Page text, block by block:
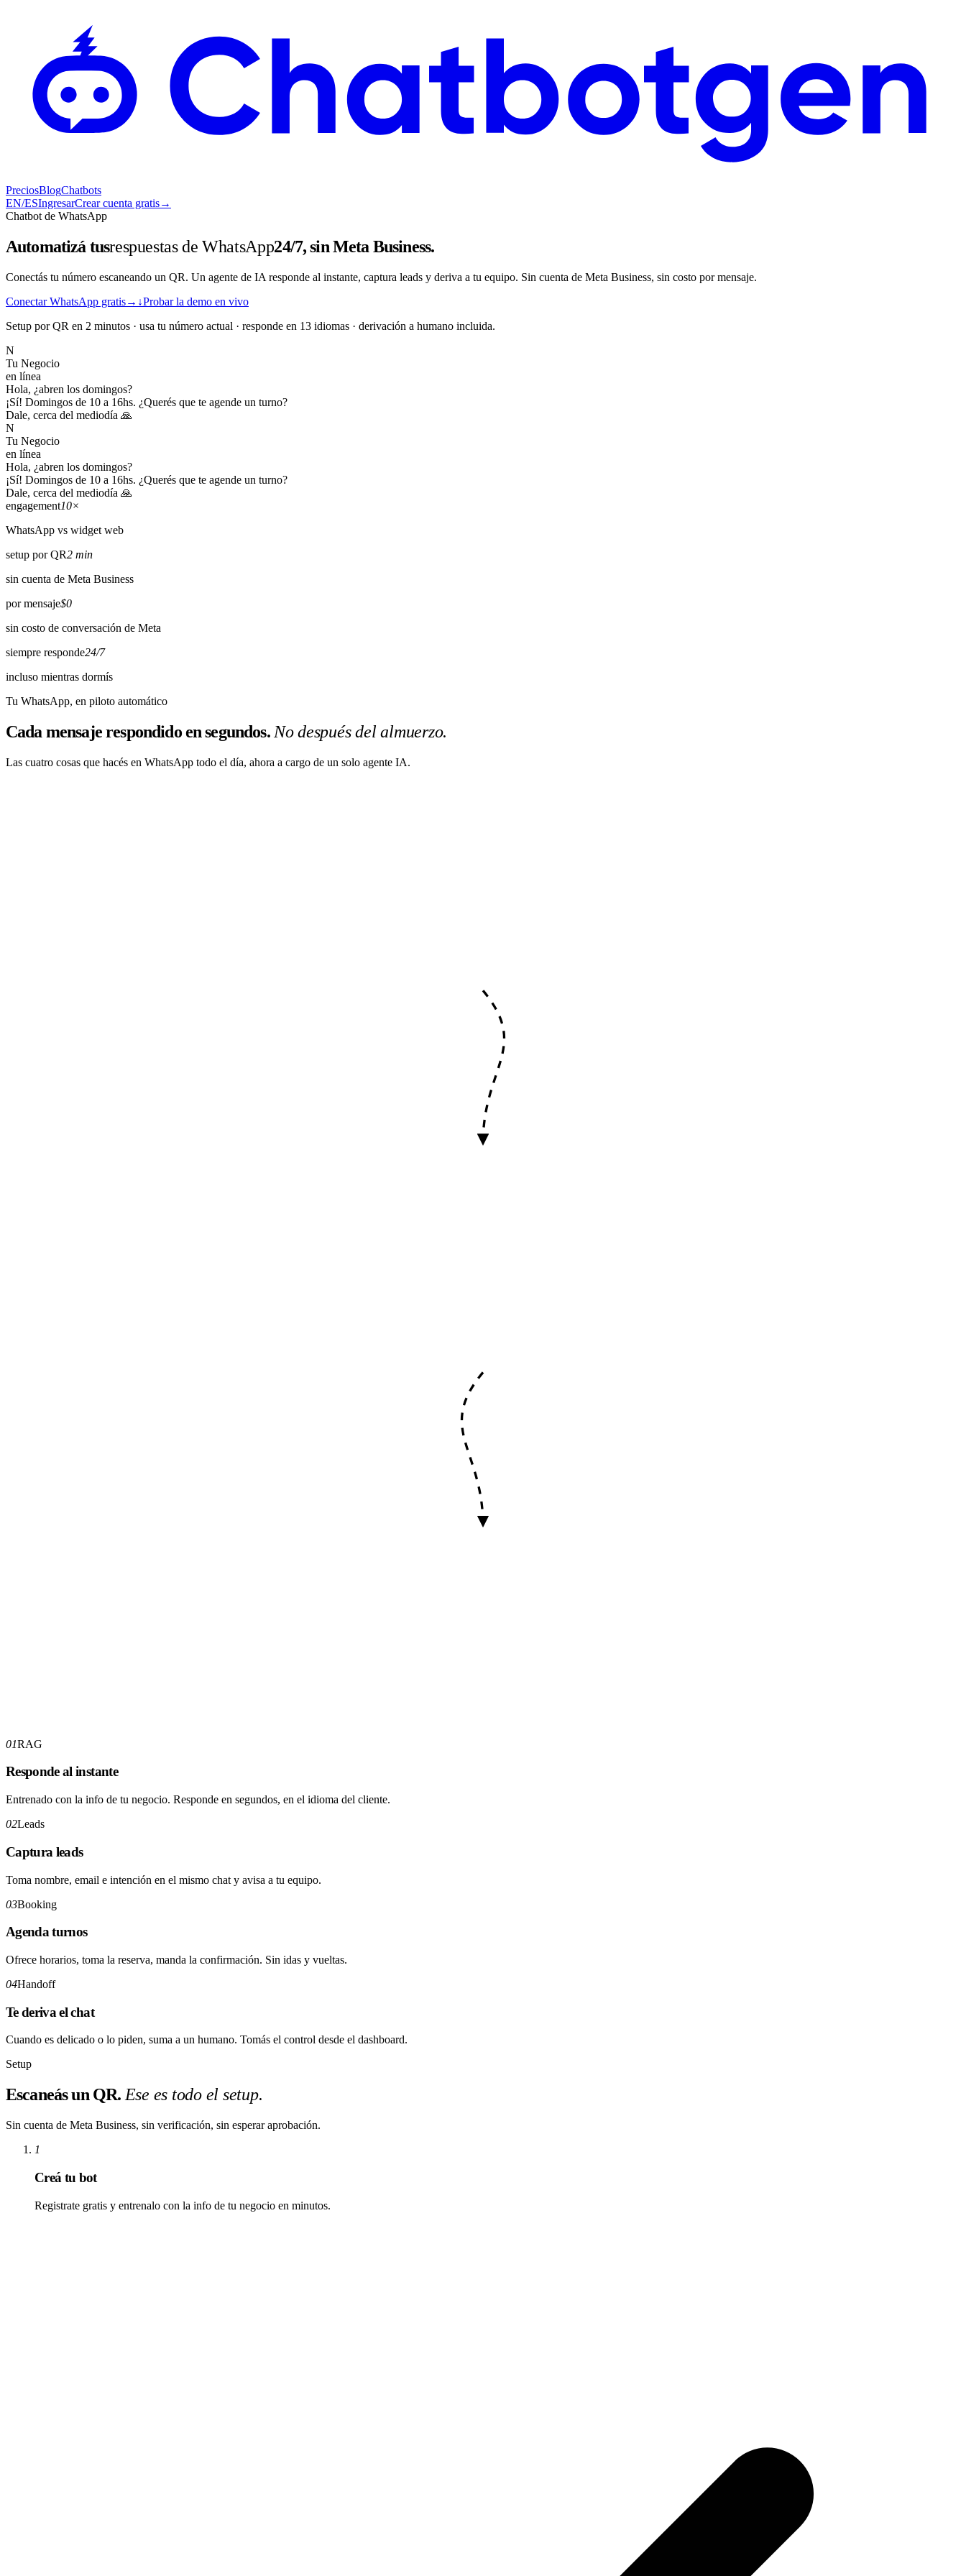
PreciosBlogChatbots
EN/ESIngresarCrear cuenta gratis→
Chatbot de WhatsApp
Automatizá tusrespuestas de WhatsApp24/7, sin Meta Business.
Conectás tu número escaneando un QR. Un agente de IA responde al instante, captura leads y deriva a tu equipo. Sin cuenta de Meta Business, sin costo por mensaje.
Conectar WhatsApp gratis→ ↓Probar la demo en vivo
Setup por QR en 2 minutos · usa tu número actual · responde en 13 idiomas · derivación a humano incluida.
N
Tu Negocio
en línea
Hola, ¿abren los domingos?
¡Sí! Domingos de 10 a 16hs. ¿Querés que te agende un turno?
Dale, cerca del mediodía 🙏
N
Tu Negocio
en línea
Hola, ¿abren los domingos?
¡Sí! Domingos de 10 a 16hs. ¿Querés que te agende un turno?
Dale, cerca del mediodía 🙏
engagement10×
WhatsApp vs widget web
setup por QR2 min
sin cuenta de Meta Business
por mensaje$0
sin costo de conversación de Meta
siempre responde24/7
incluso mientras dormís
Tu WhatsApp, en piloto automático
Cada mensaje respondido en segundos. No después del almuerzo.
Las cuatro cosas que hacés en WhatsApp todo el día, ahora a cargo de un solo agente IA.
01RAG
Responde al instante
Entrenado con la info de tu negocio. Responde en segundos, en el idioma del cliente.
02Leads
Captura leads
Toma nombre, email e intención en el mismo chat y avisa a tu equipo.
03Booking
Agenda turnos
Ofrece horarios, toma la reserva, manda la confirmación. Sin idas y vueltas.
04Handoff
Te deriva el chat
Cuando es delicado o lo piden, suma a un humano. Tomás el control desde el dashboard.
Setup
Escaneás un QR. Ese es todo el setup.
Sin cuenta de Meta Business, sin verificación, sin esperar aprobación.
1
Creá tu bot
Registrate gratis y entrenalo con la info de tu negocio en minutos.